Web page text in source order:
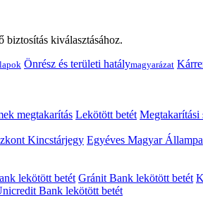
biztosítás kiválasztásához.
Önrész és területi hatálymagyarázat
megtakarítás Lekötött betét Megtakarítási
Kincstárjegy Egyéves Magyar
lekötött betét Gránit Bank lekötött betét
Bank lekötött betét